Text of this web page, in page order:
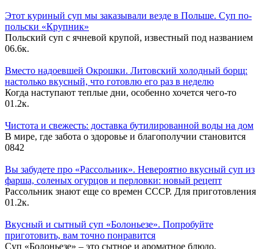
Этот куриный суп мы заказывали везде в Польше. Суп по-
польски «Крупник»
Польский суп с ячневой крупой, известный под названием
06.6к.
Вместо надоевшей Окрошки. Литовский холодный борщ:
настолько вкусный, что готовлю его раз в неделю
Когда наступают теплые дни, особенно хочется чего-то
01.2к.
Чистота и свежесть: доставка бутилированной воды на дом
В мире, где забота о здоровье и благополучии становится
0842
Вы забудете про «Рассольник». Невероятно вкусный суп из
фарша, соленых огурцов и перловки: новый рецепт
Рассольник знают еще со времен СССР. Для приготовления
01.2к.
Вкусный и сытный cуп «Болоньезе». Попробуйте
приготовить, вам точно понравится
Суп «Болоньезе» – это сытное и ароматное блюдо,